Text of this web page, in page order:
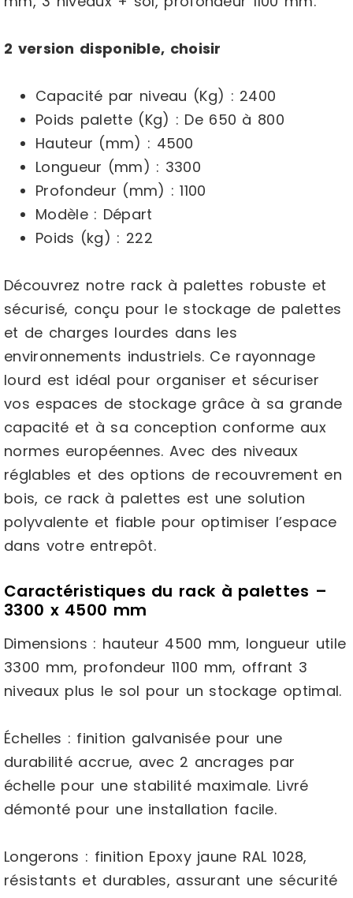
2 version disponible, choisir
Capacité par niveau (Kg) : 2400
Poids palette (Kg) : De 650 à 800
Hauteur (mm) : 4500
Longueur (mm) : 3300
Profondeur (mm) : 1100
Modèle : Départ
Poids (kg) : 222
Découvrez notre rack à palettes robuste et
sécurisé, conçu pour le stockage de palettes
et de charges lourdes dans les
environnements industriels. Ce rayonnage
lourd est idéal pour organiser et sécuriser
vos espaces de stockage grâce à sa grande
capacité et à sa conception conforme aux
normes européennes. Avec des niveaux
réglables et des options de recouvrement en
bois, ce rack à palettes est une solution
polyvalente et fiable pour optimiser l’espace
dans votre entrepôt.
Caractéristiques du rack à palettes –
3300 x 4500 mm
Dimensions : hauteur 4500 mm, longueur utile
3300 mm, profondeur 1100 mm, offrant 3
niveaux plus le sol pour un stockage optimal.
Échelles : finition galvanisée pour une
durabilité accrue, avec 2 ancrages par
échelle pour une stabilité maximale. Livré
démonté pour une installation facile.
Longerons : finition Epoxy jaune RAL 1028,
résistants et durables, assurant une sécurité